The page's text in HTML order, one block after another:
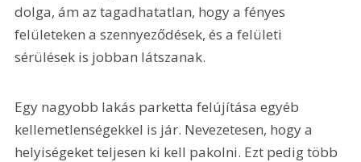
dolga, ám az tagadhatatlan, hogy a fényes
felületeken a szennyeződések, és a felületi
sérülések is jobban látszanak.
Egy nagyobb lakás parketta felújítása egyéb
kellemetlenségekkel is jár. Nevezetesen, hogy a
helyiségeket teljesen ki kell pakolni. Ezt pedig több